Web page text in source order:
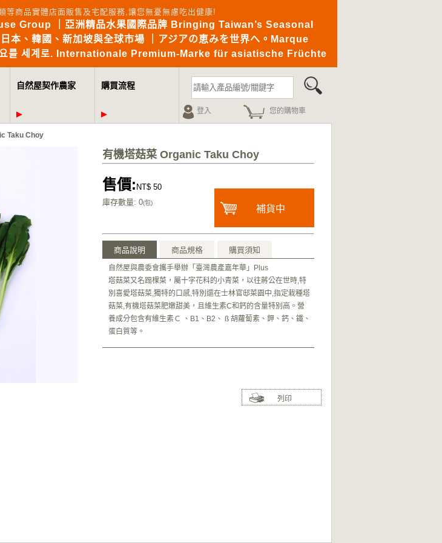
等商品實體店面販售及宅配服務,讓您無憂無慮吃出健康!
Group ｜亞洲精品水果國際品牌 Bringing Taiwan’s Seasonal
、韓國、新加坡與全球市場 ｜アジアの恵みを世界へ。Marque
를 세계로. Internationale Premium-Marke für asiatische Früchte
自然屋契作農家 購買流程
您的購物車
登入
Taku Choy
有機塔菇菜 Organic Taku Choy
售價: NT$ 50
庫存數量: 0(包)
補貨中
商品說明 商品規格 購買須知
自然屋與農委會攜手舉辦「臺灣農產嘉年華」Plus
塔菇菜又名蹋棵菜，屬十字花科的小青菜，以往蔣公在世時,特
別喜愛塔菇菜,獨特的口感,特別還在士林官邸菜園中,指定栽種塔
菇菜,有機塔菇菜肥嫩甜美，且維生素C和鈣的含量特别高。營
養成分包含有維生素Ｃ 、B1、B2、 ß 胡蘿蔔素、鉀、鈣、鐵、
蛋白質等。
列印